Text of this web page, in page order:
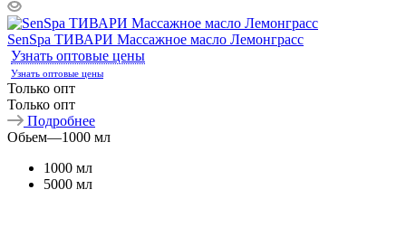
SenSpa ТИВАРИ Массажное масло Лемонграсс
Узнать оптовые цены
Узнать оптовые цены
Только опт
Только опт
Подробнее
Обьем—1000 мл
1000 мл
5000 мл